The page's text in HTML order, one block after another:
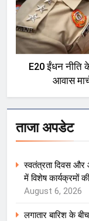
E20 ईंधन नीति
आवास
ताजा अपडेट
स्वतंत्रता दिवस और
में विशेष कार्यक्रमों
August 6, 2026
लगातार बारिश के